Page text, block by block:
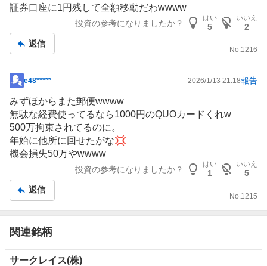
証券口座に1円残して全額移動だわwwww
投資の参考になりましたか？
はい
5
いいえ
2
返信
No.1216
掲
示
板
記
事
e48***** 2026/1/13 21:18報告
みずほからまた郵便wwww
無駄な経費使ってるなら1000円のQUOカードくれw
500万拘束されてるのに。
年始に他所に回せたがな💢
機会損失50万やwwww
投資の参考になりましたか？
はい
1
いいえ
5
返信
No. 1215
関連銘柄
サークレイス(株)